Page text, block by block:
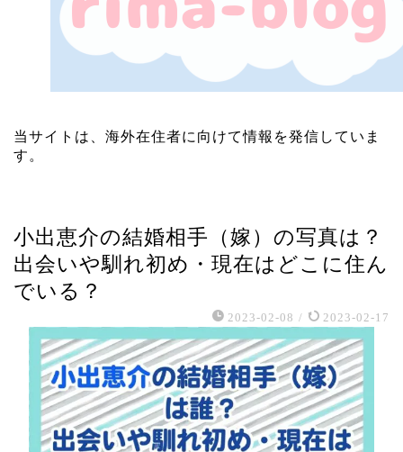
当サイトは、海外在住者に向けて情報を発信していま
す。
小出恵介の結婚相手（嫁）の写真は？
出会いや馴れ初め・現在はどこに住ん
でいる？
2023-02-08 / 2023-02-17